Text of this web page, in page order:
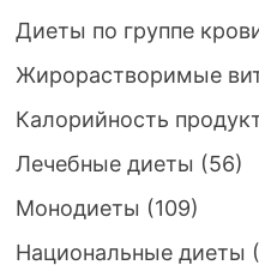
Диеты по группе
Жирорастворимые
Калорийность
Лечебные диеты (56)
Монодиеты (109)
Национальные диеты